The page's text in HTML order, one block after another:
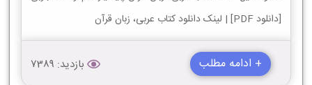
[دانلود PDF] | لینک دانلود کتاب عربی، زبان قرآن
+ ادامه مطلب بازدید: 7389